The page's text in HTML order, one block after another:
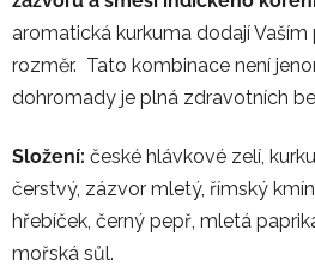
aromatická kurkuma dodají
rozměr. Tato kombinace není
dohromady je plná zdravotních
Složení: české hlávkové zelí,
čerstvý, zázvor mletý, římský
hřebíček, černý pepř, mletá
mořská sůl.